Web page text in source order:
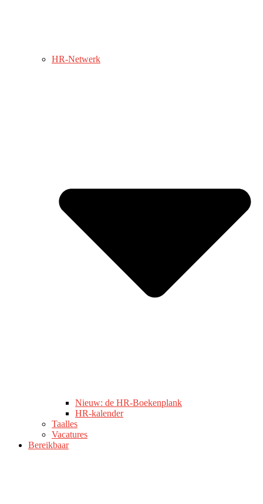
HR-Netwerk
Nieuw: de HR-Boekenplank
HR-kalender
Taalles
Vacatures
Bereikbaar